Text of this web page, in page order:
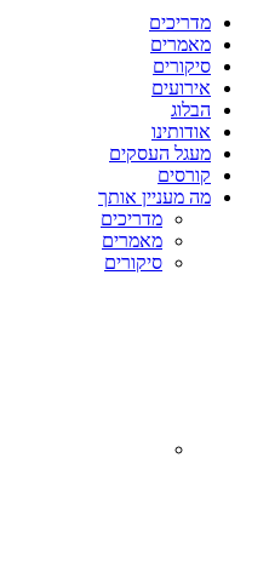
מדריכים
מאמרים
סיקורים
אירועים
הבלוג
אודותינו
מעגל העסקים
קורסים
מה מעניין אותך
מדריכים
מאמרים
סיקורים